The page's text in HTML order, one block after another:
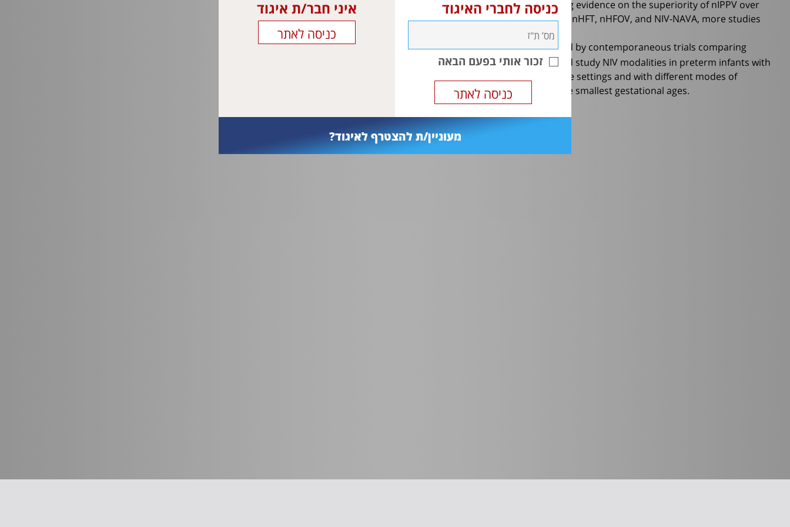
nCPAP. No beneficial effect was found for BiPAP over nCPAP. For the use of nHFT, nHFOV, and NIV-NAVA, more studies
are needed to establish their place in neonatal respiratory care.
Key messages:The superiority of nIPPV over nCPAP needs to be confirmed by contemporaneous trials comparing
nCPAP to nIPPV at comparable mean airway pressures. Future trials should study NIV modalities in preterm infants with
comparable respiratory pathology and indications, at comparable pressure settings and with different modes of
synchronisation. Importantly, future trials should not exclude infants of the smallest gestational ages.
כניסה לחברי האיגוד
זכור אותי בפעם הבאה
איני חבר/ת איגוד
מעוניין/ת להצטרף לאיגוד?